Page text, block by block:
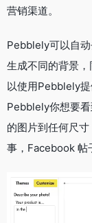
营销渠道。
Pebblely可以自
生成不同的背景
以使用Pebblely
Pebblely你想要
的图片到任何尺
事，Facebook 帖